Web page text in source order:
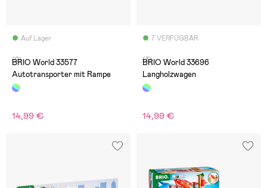
Auf Lager
(2)
BRIO World 33577
Autotransporter mit Rampe
14,99 €
7 VERFÜGBAR
(3)
BRIO World 33696
Langholzwagen
14,99 €